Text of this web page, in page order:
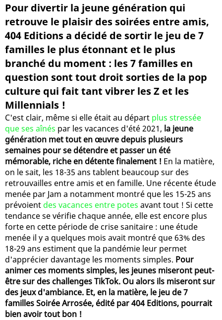
Pour divertir la jeune génération qui
retrouve le plaisir des soirées entre amis,
404 Editions a décidé de sortir le jeu de 7
familles le plus étonnant et le plus
branché du moment : les 7 familles en
question sont tout droit sorties de la pop
culture qui fait tant vibrer les Z et les
Millennials !
C'est clair, même si elle était au départ plus stressée
que ses aînés par les vacances d'été 2021, la jeune
génération met tout en œuvre depuis plusieurs
semaines pour se détendre et passer un été
mémorable, riche en détente finalement ! En la matière,
on le sait, les 18-35 ans tablent beaucoup sur des
retrouvailles entre amis et en famille. Une récente étude
menée par Jam a notamment montré que les 15-25 ans
prévoient des vacances entre potes avant tout ! Si cette
tendance se vérifie chaque année, elle est encore plus
forte en cette période de crise sanitaire : une étude
menée il y a quelques mois avait montré que 63% des
18-29 ans estiment que la pandémie leur permet
d'apprécier davantage les moments simples. Pour
animer ces moments simples, les jeunes miseront peut-
être sur des challenges TikTok. Ou alors ils miseront sur
des jeux d'ambiance. Et, en la matière, le jeu de 7
familles Soirée Arrosée, édité par 404 Editions, pourrait
bien avoir tout bon !